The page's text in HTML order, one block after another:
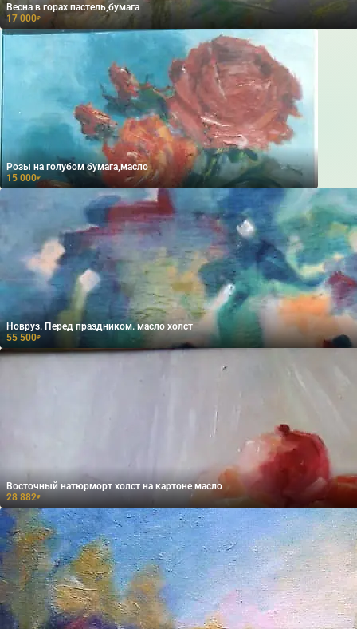
Весна в горах пастель,бумага
17 000₽
Розы на голубом бумага,масло
15 000₽
Новруз. Перед праздником. масло холст
55 500₽
Восточный натюрморт холст на картоне масло
28 882₽